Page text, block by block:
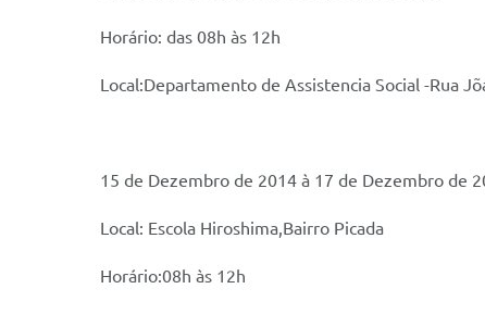
Horário: das 08h às 12h
Local:Departamento de Assistencia Social -Rua
15 de Dezembro de 2014 à 17 de Dezembro de
Local: Escola Hiroshima,Bairro Picada
Horário:08h às 12h